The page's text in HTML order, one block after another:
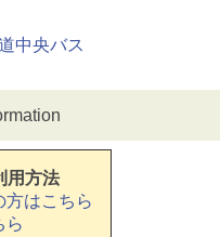
中央バス
用方法
はこちら
ら